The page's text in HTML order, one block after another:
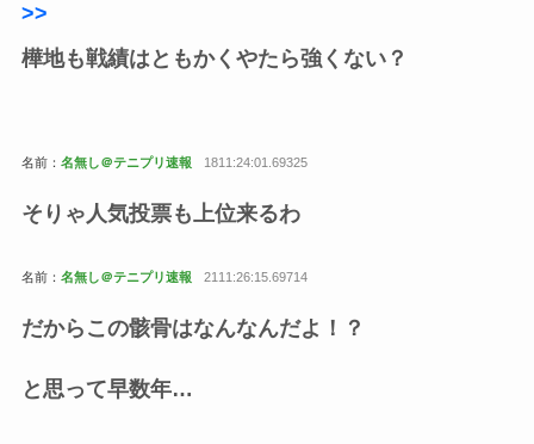
>>
樺地も戦績はともかくやたら強くない？
名前： 名無し＠テニプリ速報 1811:24:01.69325
そりゃ人気投票も上位来るわ
名前： 名無し＠テニプリ速報 2111:26:15.69714
だからこの骸骨はなんなんだよ！？
と思って早数年…